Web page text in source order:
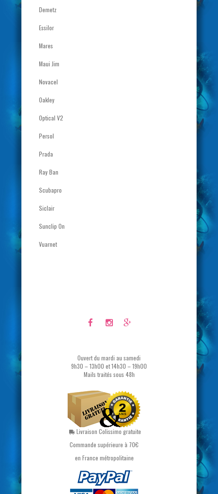
Demetz
Essilor
Mares
Maui Jim
Novacel
Oakley
Optical V2
Persol
Prada
Ray Ban
Scubapro
Siclair
Sunclip On
Vuarnet
Ouvert du mardi au samedi
9h30 – 13h00 et 14h30 – 19h00
Mails traités sous 48h
Livraison Colissimo gratuite
Commande supérieure à 70€
en France métropolitaine